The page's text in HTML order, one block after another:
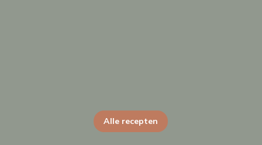
Alle recepten